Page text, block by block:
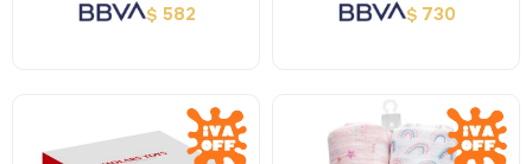
$ 582 $ 730